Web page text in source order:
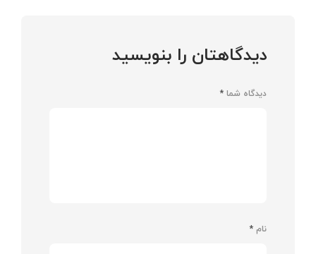
دیدگاهتان را بنویسید
دیدگاه شما *
نام *